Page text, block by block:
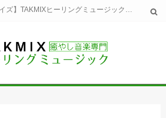
【株式会社チワワボーイズ】TAKMIXヒーリングミュージックへようこそ。TAKMIXヒーリングミュージックは貴方に特別な癒やしの時間をご提供致します。
ホーム